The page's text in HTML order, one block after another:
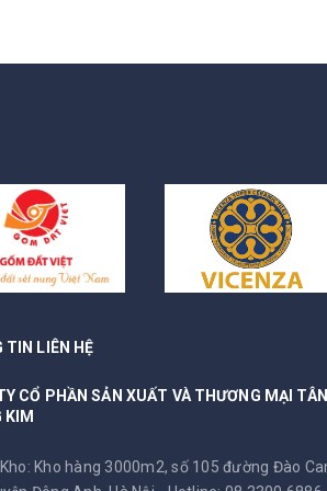
TIN LIÊN HỆ
CỔ PHẦN SẢN XUẤT VÀ THƯƠNG MẠI TÂN
KIM
Kho hàng 3000m2, số 105 đường Đào